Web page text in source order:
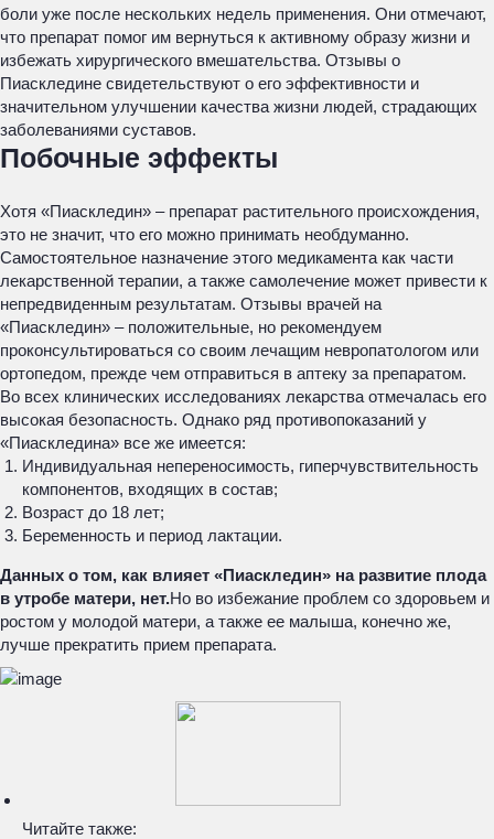
боли уже после нескольких недель применения. Они отмечают,
что препарат помог им вернуться к активному образу жизни и
избежать хирургического вмешательства. Отзывы о
Пиаскледине свидетельствуют о его эффективности и
значительном улучшении качества жизни людей, страдающих
заболеваниями суставов.
Побочные эффекты
Хотя «Пиаскледин» – препарат растительного происхождения,
это не значит, что его можно принимать необдуманно.
Самостоятельное назначение этого медикамента как части
лекарственной терапии, а также самолечение может привести к
непредвиденным результатам. Отзывы врачей на
«Пиаскледин» – положительные, но рекомендуем
проконсультироваться со своим лечащим невропатологом или
ортопедом, прежде чем отправиться в аптеку за препаратом.
Во всех клинических исследованиях лекарства отмечалась его
высокая безопасность. Однако ряд противопоказаний у
«Пиаскледина» все же имеется:
Индивидуальная непереносимость, гиперчувствительность
компонентов, входящих в состав;
Возраст до 18 лет;
Беременность и период лактации.
Данных о том, как влияет «Пиаскледин» на развитие плода
в утробе матери, нет.Но во избежание проблем со здоровьем и
ростом у молодой матери, а также ее малыша, конечно же,
лучше прекратить прием препарата.
Читайте также: